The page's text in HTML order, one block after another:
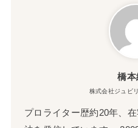
橋本
株式会社ジュビ
プロライター歴約20年、